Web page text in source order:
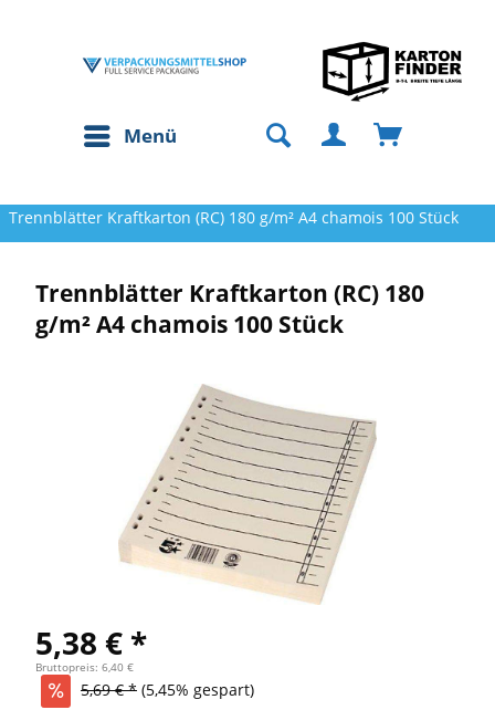
Menü
Trennblätter Kraftkarton (RC) 180 g/m² A4 chamois 100 Stück
Trennblätter Kraftkarton (RC) 180
g/m² A4 chamois 100 Stück
5,38 € *
Bruttopreis: 6,40 €
5,69 € * (5,45% gespart)